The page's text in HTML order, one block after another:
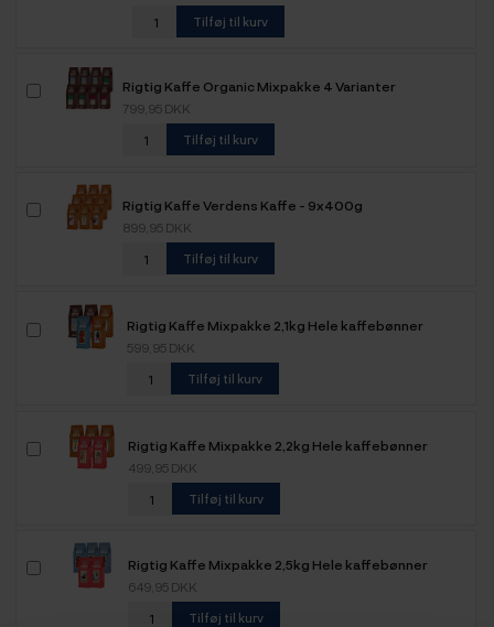
Tilføj til kurv
Rigtig Kaffe Organic Mixpakke 4 Varianter
799,95 DKK
Tilføj til kurv
Rigtig Kaffe Verdens Kaffe - 9x400g
899,95 DKK
Tilføj til kurv
Rigtig Kaffe Mixpakke 2,1kg Hele kaffebønner
599,95 DKK
Tilføj til kurv
Rigtig Kaffe Mixpakke 2,2kg Hele kaffebønner
499,95 DKK
Tilføj til kurv
Rigtig Kaffe Mixpakke 2,5kg Hele kaffebønner
649,95 DKK
Tilføj til kurv